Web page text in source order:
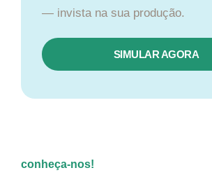
— invista na sua produção.
SIMULAR AGORA
conheça-nos!